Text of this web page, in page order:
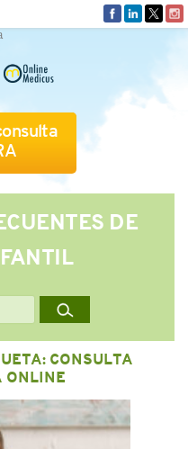
DE
CONSULTA
ONLINE